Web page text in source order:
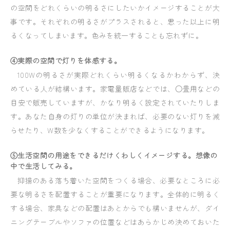
の空間をどれくらいの明るさにしたいかイメージすることが大
事です。それぞれの明るさがプラスされると、思った以上に明
るくなってしまいます。色みを統一することも忘れずに。
④実際の空間で灯りを体感する。
100Wの明るさが実際どれくらい明るくなるかわからず、決
めている人が結構います。家電量販店などでは、○畳用などの
目安で販売していますが、かなり明るく設定されていたりしま
す。あなた自身の灯りの単位が決まれば、必要のない灯りを減
らせたり、W数を少なくすることができるようになります。
⑤生活空間の用途をできるだけくわしくイメージする。想像の
中で生活してみる。
抑揚のある落ち着いた空間をつくる場合、必要なところに必
要な明るさを配置することが重要になります。全体的に明るく
する場合、家具などの配置はあとからでも構いませんが、ダイ
ニングテーブルやソファの位置などはあらかじめ決めておいた